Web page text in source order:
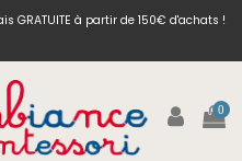
GRATUITE à partir de 150€ d'achats !
0